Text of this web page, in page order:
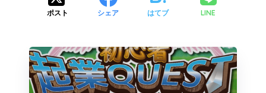
ポスト シェア はてブ LINE